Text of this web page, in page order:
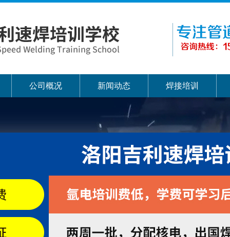
公司概况 新闻动态 焊接培训